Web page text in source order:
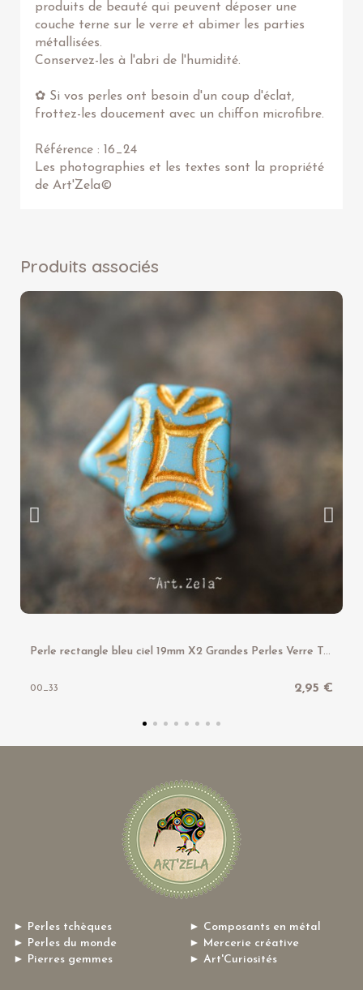
produits de beauté qui peuvent déposer une
couche terne sur le verre et abimer les parties
métallisées.
Conservez-les à l'abri de l'humidité.
✿ Si vos perles ont besoin d'un coup d'éclat,
frottez-les doucement avec un chiffon microfibre.
Référence : 16_24
Les photographies et les textes sont la propriété
de Art'Zela©
Produits associés
P
erle rectangle bleu ciel 19mm X2 Grandes Perles Verre Tchèque Mat
00_33 2,95 €
► Perles tchèques
► Perles du monde
► Pierres gemmes
► Composants en métal
► Mercerie créative
► Art'Curiosités